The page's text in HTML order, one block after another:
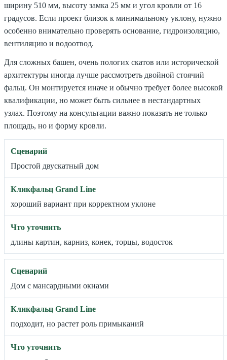
ширину 510 мм, высоту замка 25 мм и угол кровли от 16
градусов. Если проект близок к минимальному уклону, нужно
особенно внимательно проверять основание, гидроизоляцию,
вентиляцию и водоотвод.
Для сложных башен, очень пологих скатов или исторической
архитектуры иногда лучше рассмотреть двойной стоячий
фальц. Он монтируется иначе и обычно требует более высокой
квалификации, но может быть сильнее в нестандартных
узлах. Поэтому на консультации важно показать не только
площадь, но и форму кровли.
Простой двускатный дом
хороший вариант при корректном уклоне
длины картин, карниз, конек, торцы, водосток
Дом с мансардными окнами
подходит, но растет роль примыканий